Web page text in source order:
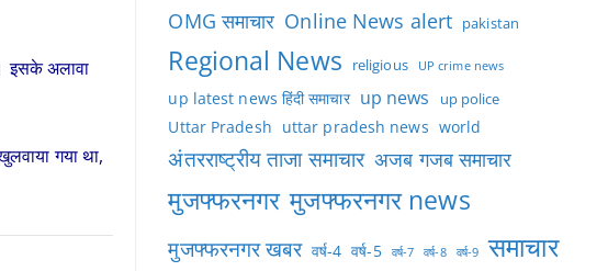
अलावा
गया था,
OMG समाचार Online News alert pakistan
Regional News religious UP crime news
up latest news हिंदी समाचार up news up police
Uttar Pradesh uttar pradesh news world
अंतरराष्ट्रीय ताजा समाचार अजब गजब समाचार
मुजफ्फरनगर मुजफ्फरनगर news
मुजफ्फरनगर खबर वर्ष-4 वर्ष-5 वर्ष-7 वर्ष-8 वर्ष-9 समाचार